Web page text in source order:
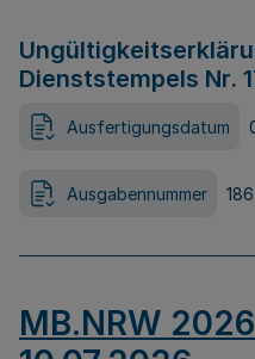
Dienststempels Nr.
Ausfertigungsdatum
Ausgabennummer 186
MB.NRW